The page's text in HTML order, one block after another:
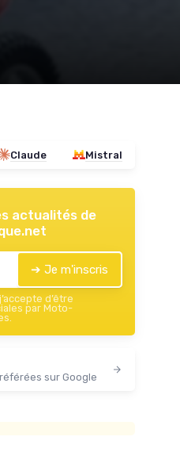
Claude Mistral
actualités de
➔ Je m'inscris
d’être
par Moto-
sur Google